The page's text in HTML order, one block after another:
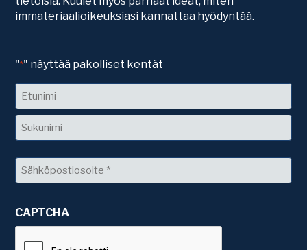
immateriaalioikeuksiasi kannattaa hyödyntää.
"*" näyttää pakolliset kentät
Nimi
Etunimi
Sähköposti
*
CAPTCHA